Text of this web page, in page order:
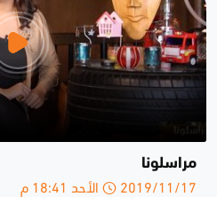
مراسلونا
2019/11/17 الأحد 18:41 م